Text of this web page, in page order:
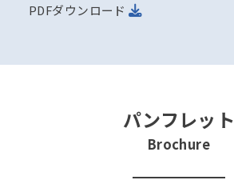
PDFダウンロード
パンフレット
Brochure